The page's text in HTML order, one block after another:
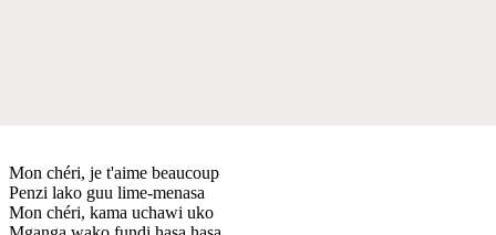
Mon chéri, je t'aime beaucoup
Penzi lako guu lime-menasa
Mon chéri, kama uchawi uko